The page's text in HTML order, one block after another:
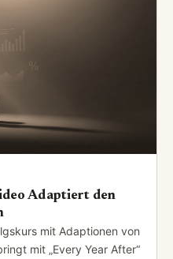
Adaptiert den
mit Adaptionen von
mit „Every Year After“